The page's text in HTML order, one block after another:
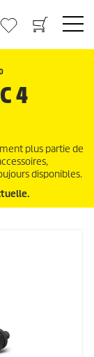
4
plus partie de
disponibles.